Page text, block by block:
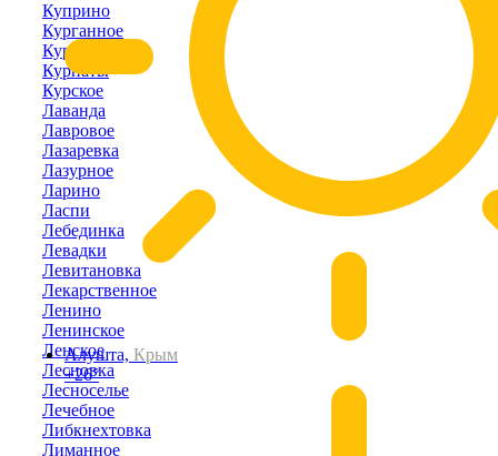
Алушта, Крым
+26°
Куприно
Курганное
Курортное
Курпаты
Курское
Лаванда
Лавровое
Лазаревка
Лазурное
Ларино
Ласпи
Лебединка
Левадки
Левитановка
Лекарственное
Ленино
Ленинское
Ленское
Лесновка
Лесноселье
Лечебное
Либкнехтовка
Лиманное